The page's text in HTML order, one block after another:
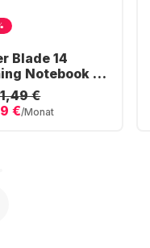
Blade 14
Notebook -
Ryzen™ 9
- 16GB - 1TB
NVIDIA®
€
€/Monat